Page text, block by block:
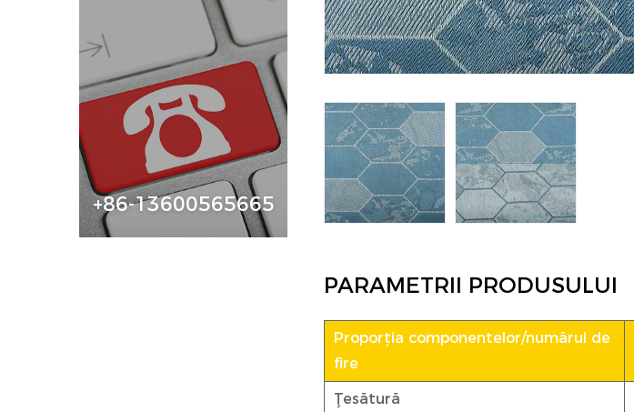
+86-13600565665
PARAMETRII PRODUSULUI
Proporția componentelor/numărul de
fire
Ţesătură